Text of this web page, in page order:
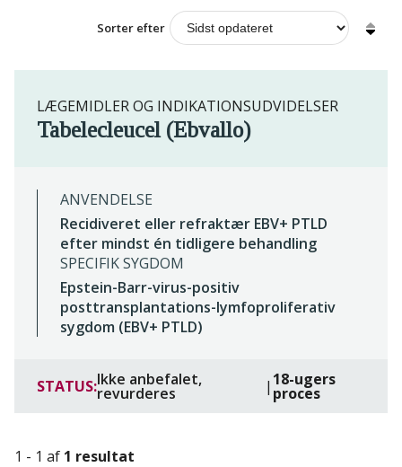
Sorter efter
LÆGEMIDLER OG INDIKATIONSUDVIDELSER
Tabelecleucel (Ebvallo)
ANVENDELSE
Recidiveret eller refraktær EBV+ PTLD
efter mindst én tidligere behandling
SPECIFIK SYGDOM
Epstein-Barr-virus-positiv
posttransplantations-lymfoproliferativ
sygdom (EBV+ PTLD)
STATUS:Ikke anbefalet,
revurderes | 18-ugers
proces
1 - 1 af 1 resultat